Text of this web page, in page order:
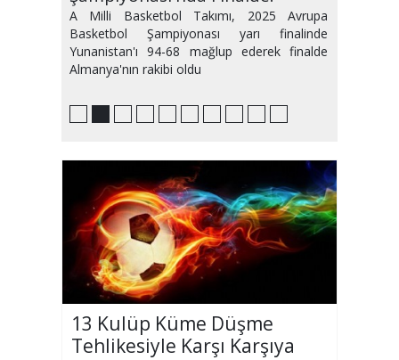
A Milli Basketbol Takımı, 2025 Avrupa
Basketbol Şampiyonası yarı finalinde
Yunanistan'ı 94-68 mağlup ederek finalde
Almanya'nın rakibi oldu
13 Kulüp Küme Düşme
Tehlikesiyle Karşı Karşıya